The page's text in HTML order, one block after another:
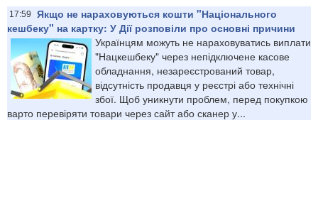
17:59
Якщо не нараховуються кошти "Національного
кешбеку" на картку: У Дії розповіли про основні причини
Українцям можуть не нараховуватись виплати
"Нацкешбеку" через непідключене касове
обладнання, незареєстрований товар,
відсутність продавця у реєстрі або технічні
збої. Щоб уникнути проблем, перед покупкою
варто перевіряти товари через сайт або сканер у...